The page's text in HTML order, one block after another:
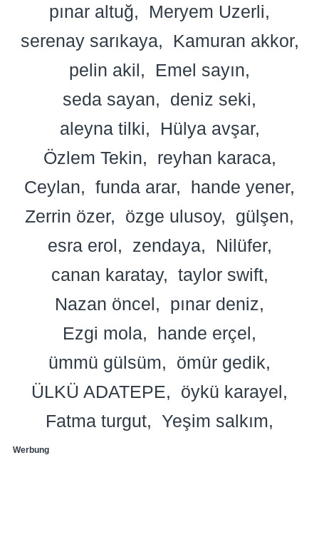
pınar altuğ
Meryem Uzerli
serenay sarıkaya
Kamuran akkor
pelin akil
Emel sayın
seda sayan
deniz seki
aleyna tilki
Hülya avşar
Özlem Tekin
reyhan karaca
Ceylan
funda arar
hande yener
Zerrin özer
özge ulusoy
gülşen
esra erol
zendaya
Nilüfer
canan karatay
taylor swift
Nazan öncel
pınar deniz
Ezgi mola
hande erçel
ümmü gülsüm
ömür gedik
ÜLKÜ ADATEPE
öykü karayel
Fatma turgut
Yeşim salkım
Werbung